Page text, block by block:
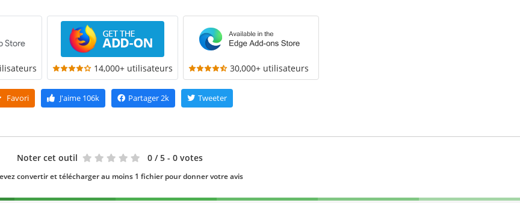
14,000+ utilisateurs 30,000+ utilisateurs
Favori J'aime106k Partager2k Tweeter
Noter cet outil 0 / 5 - 0 votes
convertir et télécharger au moins 1 fichier pour donner votre avis